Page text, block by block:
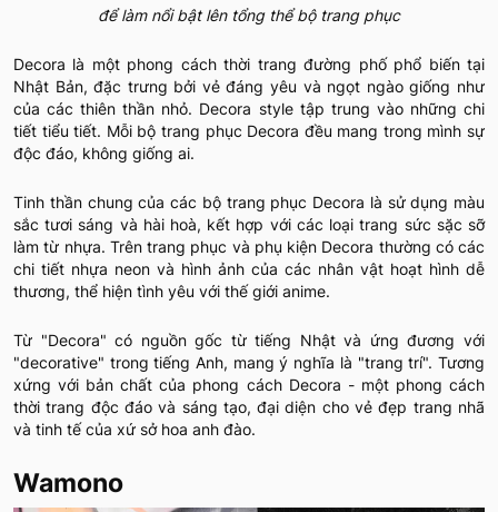
để làm nổi bật lên tổng thể bộ trang phục
Decora là một phong cách thời trang đường phố phổ biến tại
Nhật Bản, đặc trưng bởi vẻ đáng yêu và ngọt ngào giống như
của các thiên thần nhỏ. Decora style tập trung vào những chi
tiết tiểu tiết. Mỗi bộ trang phục Decora đều mang trong mình sự
độc đáo, không giống ai.
Tinh thần chung của các bộ trang phục Decora là sử dụng màu
sắc tươi sáng và hài hoà, kết hợp với các loại trang sức sặc sỡ
làm từ nhựa. Trên trang phục và phụ kiện Decora thường có các
chi tiết nhựa neon và hình ảnh của các nhân vật hoạt hình dễ
thương, thể hiện tình yêu với thế giới anime.
Từ "Decora" có nguồn gốc từ tiếng Nhật và ứng đương với
"decorative" trong tiếng Anh, mang ý nghĩa là "trang trí". Tương
xứng với bản chất của phong cách Decora - một phong cách
thời trang độc đáo và sáng tạo, đại diện cho vẻ đẹp trang nhã
và tinh tế của xứ sở hoa anh đào.
Wamono